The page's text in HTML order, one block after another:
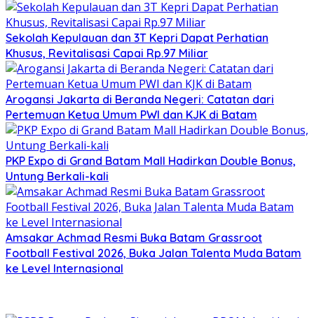
Sekolah Kepulauan dan 3T Kepri Dapat Perhatian
Khusus, Revitalisasi Capai Rp.97 Miliar
Arogansi Jakarta di Beranda Negeri: Catatan dari
Pertemuan Ketua Umum PWI dan KJK di Batam
PKP Expo di Grand Batam Mall Hadirkan Double Bonus,
Untung Berkali-kali
Amsakar Achmad Resmi Buka Batam Grassroot
Football Festival 2026, Buka Jalan Talenta Muda Batam
ke Level Internasional